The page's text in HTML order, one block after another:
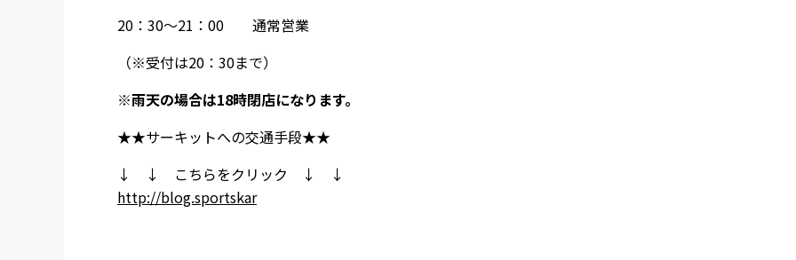
20：30～21：00 通常営業
（※受付は20：30まで）
※雨天の場合は18時閉店になります。
★★サーキットへの交通手段★★
↓ ↓ こちらをクリック ↓ ↓
http://blog.sportskar